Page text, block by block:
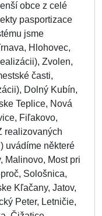
obce z celé
pasportizace
jsme
Hlohovec,
Zvolen,
časti,
Dolný Kubín,
Teplice, Nová
Fiľakovo,
realizovaných
uvádíme některé
Malinovo, Most pri
Sološnica,
Kľačany, Jatov,
Peter, Letničie,